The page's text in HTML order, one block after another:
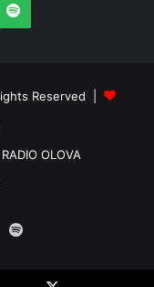
Spotify
Reserved |
OLOVA
Spotify